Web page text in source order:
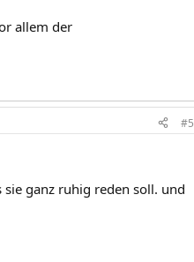
allem der
#5
ganz ruhig reden soll. und